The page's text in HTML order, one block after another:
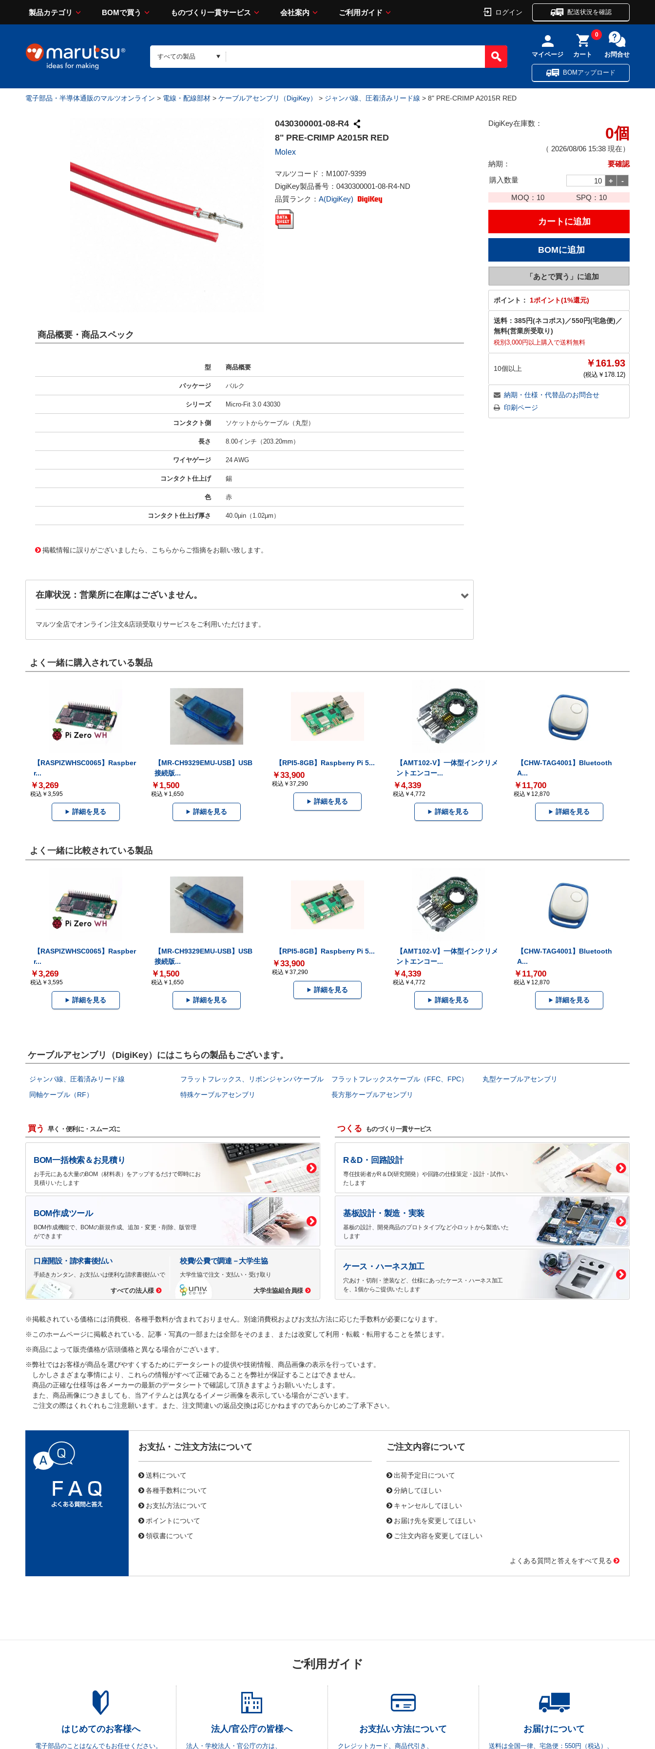
製品カテゴリ BOMで買う ものづくり一貫サービス 会社案内 ご利用ガイド ログイン 配送状況を確認
マイページ カート
0
お問合せ
BOMアップロード
電子部品・半導体通販のマルツオンライン > 電線・配線部材 > ケーブルアセンブリ（DigiKey） > ジャンパ線、圧着済みリード線 > 8" PRE-CRIMP A2015R RED
0430300001-08-R4
8" PRE-CRIMP A2015R RED
Molex
マルツコード： M1007-9399
DigiKey製品番号： 0430300001-08-R4-ND
品質ランク： A(DigiKey)
DigiKey在庫数：
0個
（ 2026/08/06 15:38 現在）
納期：
要確認
購入数量
MOQ： 10 SPQ： 10
ポイント： 1ポイント(1%還元)
送料： 385円(ネコポス) ／550円(宅急便) ／
無料(営業所受取り)
税別3,000円以上購入で送料無料
10個以上 ￥161.93
(税込￥ 178.12)
納期・仕様・代替品のお問合せ
印刷ページ
商品概要・商品スペック
型 商品概要
パッケージ バルク
シリーズ Micro-Fit 3.0 43030
コンタクト側 ソケットからケーブル（丸型）
長さ 8.00インチ（203.20mm）
ワイヤゲージ 24 AWG
コンタクト仕上げ 錫
色 赤
コンタクト仕上げ厚さ 40.0µin（1.02µm）
掲載情報に誤りがございましたら、こちらからご指摘をお願い致します。
在庫状況：営業所に在庫はございません。
マルツ全店でオンライン注文&店頭受取りサービスをご利用いただけます。
よく一緒に購入されている製品
【RASPIZWHSC0065】Raspber
r...
￥3,269
税込￥3,595
詳細を見る
【MR-CH9329EMU-USB】USB
接続版...
￥1,500
税込￥1,650
詳細を見る
【RPI5-8GB】Raspberry Pi 5...
￥33,900
税込￥37,290
詳細を見る
【AMT102-V】一体型インクリメ
ントエンコー...
￥4,339
税込￥4,772
詳細を見る
【CHW-TAG4001】Bluetooth
A...
￥11,700
税込￥12,870
詳細を見る
よく一緒に比較されている製品
【RASPIZWHSC0065】Raspber
r...
￥3,269
税込￥3,595
詳細を見る
【MR-CH9329EMU-USB】USB
接続版...
￥1,500
税込￥1,650
詳細を見る
【RPI5-8GB】Raspberry Pi 5...
￥33,900
税込￥37,290
詳細を見る
【AMT102-V】一体型インクリメ
ントエンコー...
￥4,339
税込￥4,772
詳細を見る
【CHW-TAG4001】Bluetooth
A...
￥11,700
税込￥12,870
詳細を見る
ケーブルアセンブリ（DigiKey）にはこちらの製品もございます。
ジャンパ線、圧着済みリード線 フラットフレックス、リボンジャンパケーブル フラットフレックスケーブル（FFC、FPC）
丸型ケーブルアセンブリ
同軸ケーブル（RF）
特殊ケーブルアセンブリ 長方形ケーブルアセンブリ
買う 早く・便利に・スムーズに
BOM一括検索＆お見積り
お手元にある大量のBOM（材料表）をアップするだけで即時にお
見積りいたします
BOM作成ツール
BOM作成機能で、BOMの新規作成、追加・変更・削除、版管理
ができます
口座開設・請求書後払い
手続きカンタン、お支払いは便利な請求書後払いで
すべての法人様
校費/公費で調達－大学生協
大学生協で注文・支払い・受け取り
大学生協組合員様
つくる ものづくり一貫サービス
R＆D・回路設計
専任技術者がR＆D(研究開発）や回路の仕様策定・設計・試作い
たします
基板設計・製造・実装
基板の設計、開発商品のプロトタイプなど小ロットから製造いた
します
ケース・ハーネス加工
穴あけ・切削・塗装など、仕様にあったケース・ハーネス加工
を、1個からご提供いたします
※掲載されている価格には消費税、各種手数料が含まれておりません。別途消費税およびお支払方法に応じた手数料が必要になります。
※このホームページに掲載されている、記事・写真の一部または全部をそのまま、または改変して利用・転載・転用することを禁じます。
※商品によって販売価格が店頭価格と異なる場合がございます。
※弊社ではお客様が商品を選びやすくするためにデータシートの提供や技術情報、商品画像の表示を行っています。
しかしさまざまな事情により、これらの情報がすべて正確であることを弊社が保証することはできません。
商品の正確な仕様等は各メーカーの最新のデータシートで確認して頂きますようお願いいたします。
また、商品画像につきましても、当アイテムとは異なるイメージ画像を表示している場合がございます。
ご注文の際はくれぐれもご注意願います。また、注文間違いの返品交換は応じかねますのであらかじめご了承下さい。
お支払・ご注文方法について
送料について
各種手数料について
お支払方法について
ポイントについて
領収書について
ご注文内容について
出荷予定日について
分納してほしい
キャンセルしてほしい
お届け先を変更してほしい
ご注文内容を変更してほしい
よくある質問と答えをすべて見る
ご利用ガイド
はじめてのお客様へ
電子部品のことはなんでもお任せください。
法人/官公庁の皆様へ
法人・学校法人・官公庁の方は、
お支払い方法について
クレジットカード、商品代引き、
お届けについて
送料は全国一律、宅急便：550円（税込）、